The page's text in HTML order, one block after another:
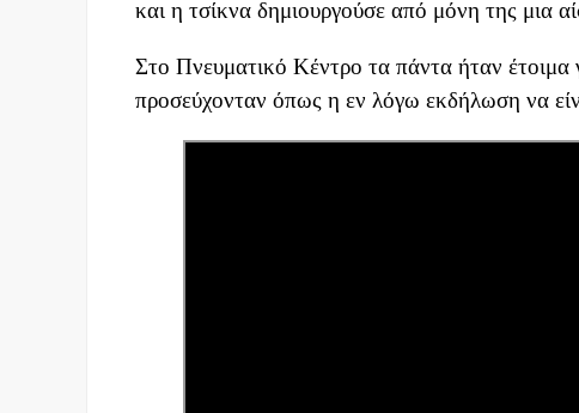
και η τσίκνα δημιουργούσε από μόνη της μια
Στο Πνευματικό Κέντρο τα πάντα ήταν έτοιμα
προσεύχονταν όπως η εν λόγω εκδήλωση να